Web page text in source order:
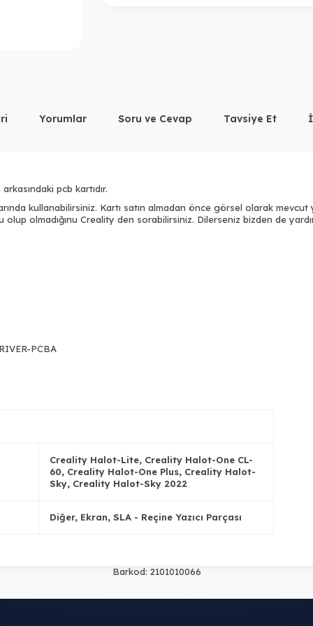
Yorumlar Soru ve Cevap Tavsiye Et
pcb kartıdır.
kullanabilirsiniz. Kartı satın almadan önce görsel olarak mevcut
olup olmadığınu Creality den sorabilirsiniz. Dilerseniz bizden de
PCBA
Creality Halot-Lite, Creality Halot-One CL-
60, Creality Halot-One Plus, Creality Halot-
Sky, Creality Halot-Sky 2022
Diğer, Ekran, SLA - Reçine Yazıcı Parçası
Barkod: 2101010066